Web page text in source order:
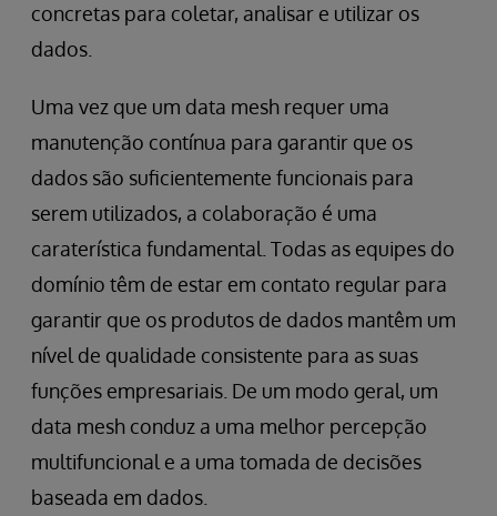
concretas para coletar, analisar e utilizar os
dados.
Uma vez que um data mesh requer uma
manutenção contínua para garantir que os
dados são suficientemente funcionais para
serem utilizados, a colaboração é uma
caraterística fundamental. Todas as equipes do
domínio têm de estar em contato regular para
garantir que os produtos de dados mantêm um
nível de qualidade consistente para as suas
funções empresariais. De um modo geral, um
data mesh conduz a uma melhor percepção
multifuncional e a uma tomada de decisões
baseada em dados.